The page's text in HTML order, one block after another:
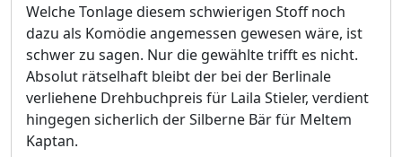
Welche Tonlage diesem schwierigen Stoff noch
dazu als Komödie angemessen gewesen wäre, ist
schwer zu sagen. Nur die gewählte trifft es nicht.
Absolut rätselhaft bleibt der bei der Berlinale
verliehene Drehbuchpreis für Laila Stieler, verdient
hingegen sicherlich der Silberne Bär für Meltem
Kaptan.